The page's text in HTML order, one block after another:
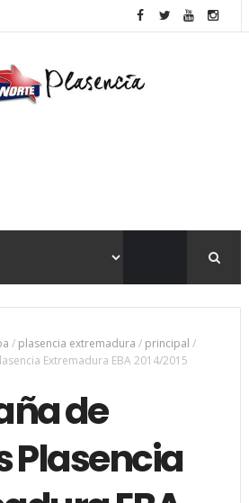
/ plasencia extremadura / principal /
Extremadura EBA 2014/2015
de
Plasencia